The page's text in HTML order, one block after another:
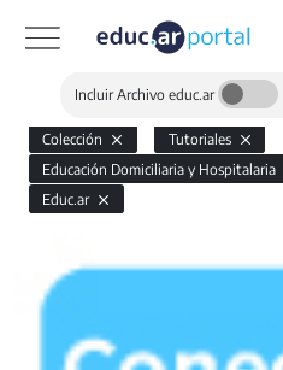
Incluir Archivo educ.ar
Colección
Tutoriales
Educación Domiciliaria y Hospitalaria
Educ.ar